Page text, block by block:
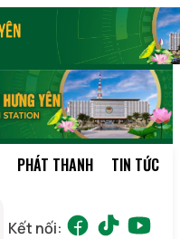
PHÁT THANH TIN TỨC
Kết nối: